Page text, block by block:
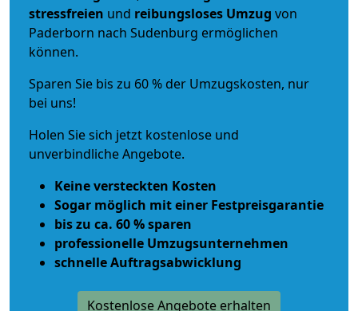
stressfreien und reibungsloses Umzug von
Paderborn nach Sudenburg ermöglichen
können.
Sparen Sie bis zu 60 % der Umzugskosten, nur
bei uns!
Holen Sie sich jetzt kostenlose und
unverbindliche Angebote.
Keine versteckten Kosten
Sogar möglich mit einer Festpreisgarantie
bis zu ca. 60 % sparen
professionelle Umzugsunternehmen
schnelle Auftragsabwicklung
Kostenlose Angebote erhalten